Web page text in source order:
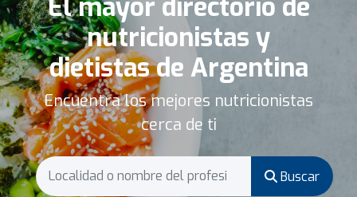
El mayor directorio de
nutricionistas y
dietistas de Argentina
Encuentra los mejores nutricionistas
cerca de ti
Buscar